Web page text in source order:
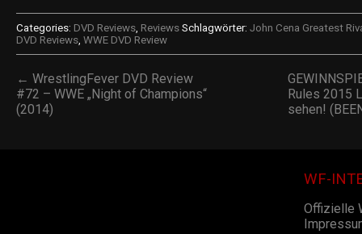
Categories: DVD Reviews, Reviews Schlagwörter: John Cena Greatest
DVD Reviews, WWE DVD Review
← WrestlingFever DVD Review
#72 – WWE „Night of Champions“
(2014)
Rules 2015
sehen!
WF-
Offizielle